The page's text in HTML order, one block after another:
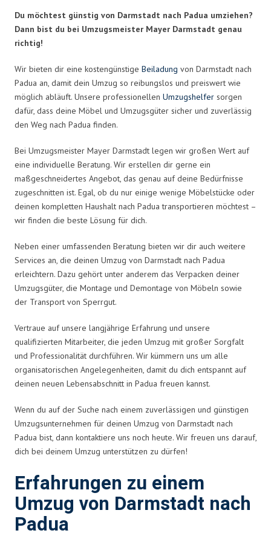
Du möchtest günstig von Darmstadt nach Padua umziehen?
Dann bist du bei Umzugsmeister Mayer Darmstadt genau
richtig!
Wir bieten dir eine kostengünstige Beiladung von Darmstadt nach
Padua an, damit dein Umzug so reibungslos und preiswert wie
möglich abläuft. Unsere professionellen Umzugshelfer sorgen
dafür, dass deine Möbel und Umzugsgüter sicher und zuverlässig
den Weg nach Padua finden.
Bei Umzugsmeister Mayer Darmstadt legen wir großen Wert auf
eine individuelle Beratung. Wir erstellen dir gerne ein
maßgeschneidertes Angebot, das genau auf deine Bedürfnisse
zugeschnitten ist. Egal, ob du nur einige wenige Möbelstücke oder
deinen kompletten Haushalt nach Padua transportieren möchtest –
wir finden die beste Lösung für dich.
Neben einer umfassenden Beratung bieten wir dir auch weitere
Services an, die deinen Umzug von Darmstadt nach Padua
erleichtern. Dazu gehört unter anderem das Verpacken deiner
Umzugsgüter, die Montage und Demontage von Möbeln sowie
der Transport von Sperrgut.
Vertraue auf unsere langjährige Erfahrung und unsere
qualifizierten Mitarbeiter, die jeden Umzug mit großer Sorgfalt
und Professionalität durchführen. Wir kümmern uns um alle
organisatorischen Angelegenheiten, damit du dich entspannt auf
deinen neuen Lebensabschnitt in Padua freuen kannst.
Wenn du auf der Suche nach einem zuverlässigen und günstigen
Umzugsunternehmen für deinen Umzug von Darmstadt nach
Padua bist, dann kontaktiere uns noch heute. Wir freuen uns darauf,
dich bei deinem Umzug unterstützen zu dürfen!
Erfahrungen zu einem
Umzug von Darmstadt nach
Padua